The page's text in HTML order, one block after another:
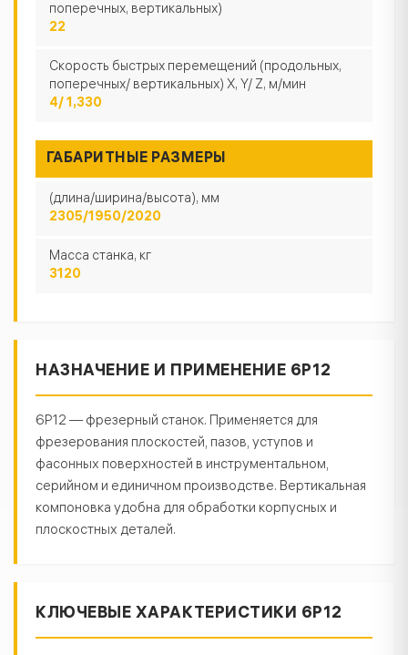
поперечных, вертикальных)
22
Скорость быстрых перемещений (продольных,
поперечных/ вертикальных) X, Y/ Z, м/мин
4/ 1,330
ГАБАРИТНЫЕ РАЗМЕРЫ
(длина/ширина/высота), мм
2305/1950/2020
Масса станка, кг
3120
НАЗНАЧЕНИЕ И ПРИМЕНЕНИЕ 6Р12
6Р12 — фрезерный станок. Применяется для
фрезерования плоскостей, пазов, уступов и
фасонных поверхностей в инструментальном,
серийном и единичном производстве. Вертикальная
компоновка удобна для обработки корпусных и
плоскостных деталей.
КЛЮЧЕВЫЕ ХАРАКТЕРИСТИКИ 6Р12